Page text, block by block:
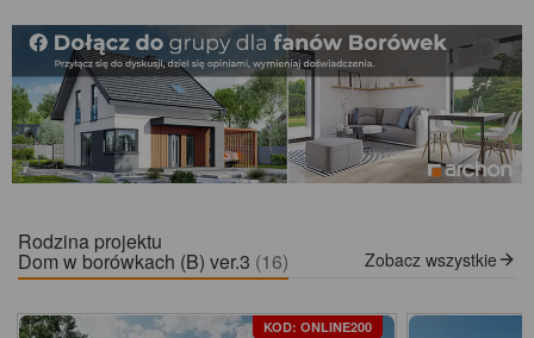
Rodzina projektu
Dom w borówkach (B) ver.3 (16) Zobacz wszystkie
KOD: ONLINE200